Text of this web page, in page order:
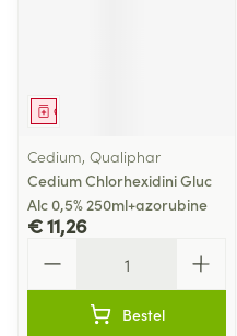
Geneesmiddel
Cedium, Qualiphar
Cedium Chlorhexidini Gluc
Alc 0,5% 250ml+azorubine
€ 11,26
Bestel